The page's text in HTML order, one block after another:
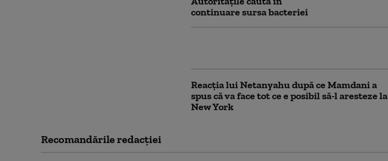
continuare sursa bacteriei
Reacția lui Netanyahu după ce Mamdani a
spus că va face tot ce e posibil să-l aresteze la
New York
Recomandările redacţiei